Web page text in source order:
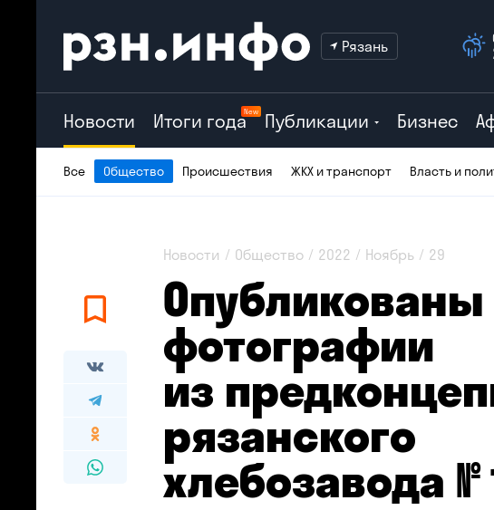
Рязань
Новости Итоги годаNew Публикации Бизнес
Все Общество Происшествия ЖКХ и транспорт Власть и
Новости Общество 2022 Ноябрь 29
Опубликованы
фотографии
из
рязанского
хлебозавода №